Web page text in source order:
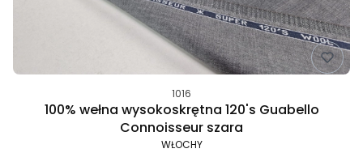
1016
100% wełna wysokoskrętna 120's Guabello
Connoisseur szara
WŁOCHY